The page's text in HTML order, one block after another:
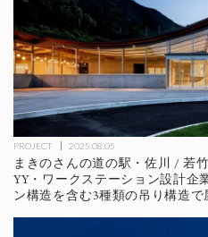
PROJECT 2025.08.05
まきのさんの道の駅・佐川 / 若
YY・ワークステーション設計企
ン構造を含む3種類の吊り構造